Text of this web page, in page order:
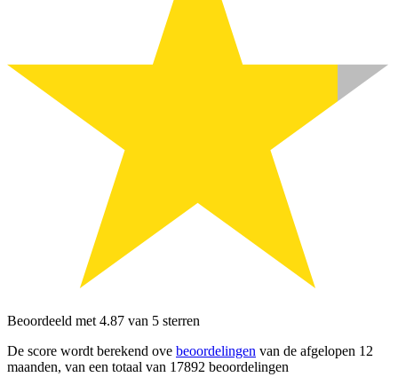
Beoordeeld met 4.87 van 5 sterren
De score wordt berekend ove beoordelingen van de afgelopen 12
maanden, van een totaal van 17892 beoordelingen